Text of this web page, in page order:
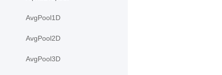
AvgPool1D
AvgPool2D
AvgPool3D